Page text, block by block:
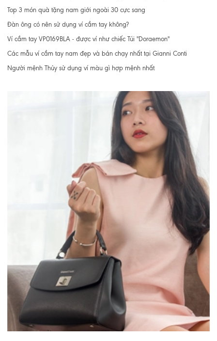
Top 3 món quà tặng nam giới ngoài 30 cực sang
Đàn ông có nên sử dụng ví cầm tay không?
Ví cầm tay VP0169BLA - được ví như chiếc Túi "Doraemon"
Các mẫu ví cầm tay nam đẹp và bán chạy nhất tại Gianni Conti
Người mệnh Thủy sử dụng ví màu gì hợp mệnh nhất